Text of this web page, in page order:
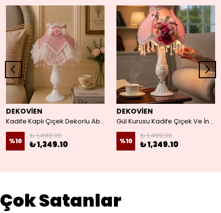
DEKOVİEN
Kadife Kaplı Çiçek Dekorlu Abajur
%10
₺ 1,499.00
₺ 1,349.10
DEKOVİEN
Gül Kurusu Kadife Çiçek Ve İnci Detaylı Vintage Gece Lambası Abajur
%10
₺ 1,499.00
₺ 1,349.10
Çok Satanlar